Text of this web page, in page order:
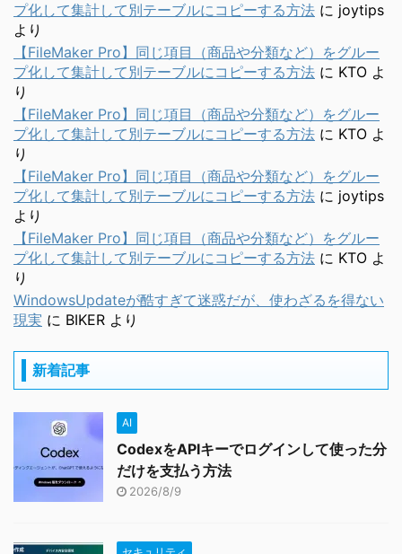
プ化して集計して別テーブルにコピーする方法 に joytips
より
【FileMaker Pro】同じ項目（商品や分類など）をグルー
プ化して集計して別テーブルにコピーする方法 に KTO よ
り
【FileMaker Pro】同じ項目（商品や分類など）をグルー
プ化して集計して別テーブルにコピーする方法 に KTO よ
り
【FileMaker Pro】同じ項目（商品や分類など）をグルー
プ化して集計して別テーブルにコピーする方法 に joytips
より
【FileMaker Pro】同じ項目（商品や分類など）をグルー
プ化して集計して別テーブルにコピーする方法 に KTO よ
り
WindowsUpdateが酷すぎて迷惑だが、使わざるを得ない
現実 に BIKER より
新着記事
AI
CodexをAPIキーでログインして使った分
だけを支払う方法
2026/8/9